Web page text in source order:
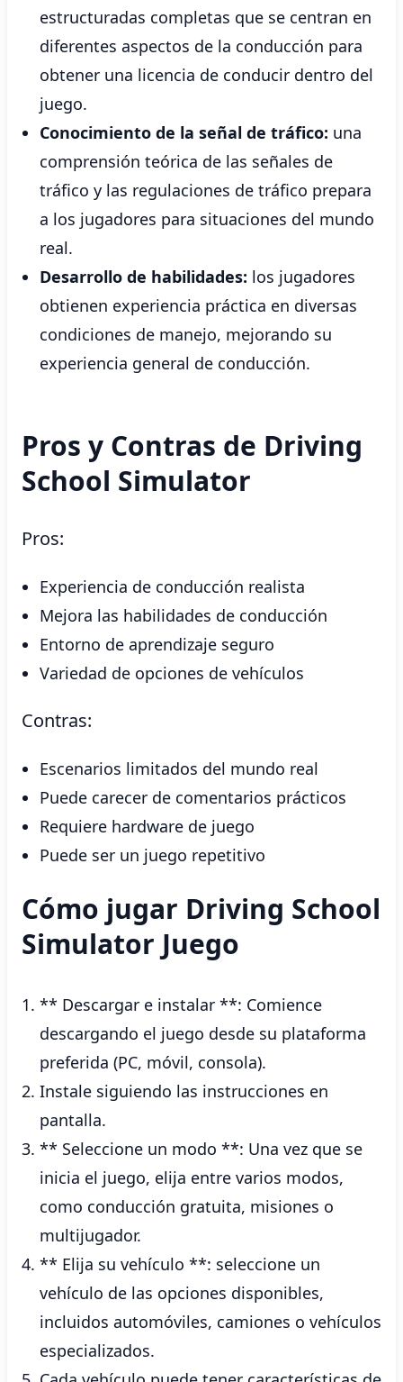
estructuradas completas que se centran en
diferentes aspectos de la conducción para
obtener una licencia de conducir dentro del
juego.
Conocimiento de la señal de tráfico: una
comprensión teórica de las señales de
tráfico y las regulaciones de tráfico prepara
a los jugadores para situaciones del mundo
real.
Desarrollo de habilidades: los jugadores
obtienen experiencia práctica en diversas
condiciones de manejo, mejorando su
experiencia general de conducción.
Pros y Contras de Driving
School Simulator
Pros:
Experiencia de conducción realista
Mejora las habilidades de conducción
Entorno de aprendizaje seguro
Variedad de opciones de vehículos
Contras:
Escenarios limitados del mundo real
Puede carecer de comentarios prácticos
Requiere hardware de juego
Puede ser un juego repetitivo
Cómo jugar Driving School
Simulator Juego
** Descargar e instalar **: Comience
descargando el juego desde su plataforma
preferida (PC, móvil, consola).
Instale siguiendo las instrucciones en
pantalla.
** Seleccione un modo **: Una vez que se
inicia el juego, elija entre varios modos,
como conducción gratuita, misiones o
multijugador.
** Elija su vehículo **: seleccione un
vehículo de las opciones disponibles,
incluidos automóviles, camiones o vehículos
especializados.